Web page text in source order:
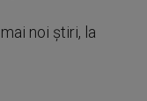
noi știri, la